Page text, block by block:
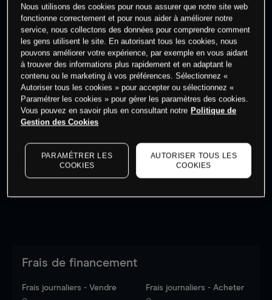
cet actif
Commencez à trader
Les prix sont indicatifs.
dernières données du marché.Log into see latest
market data
Frais de financement
Frais journaliers - Vendre Frais journaliers - Acheter
Nous utilisons des cookies pour nous assurer que notre site web
fonctionne correctement et pour nous aider à améliorer notre
service, nous collectons des données pour comprendre comment
les gens utilisent le site. En autorisant tous les cookies, nous
pouvons améliorer votre expérience, par exemple en vous aidant
à trouver des informations plus rapidement et en adaptant le
contenu ou le marketing à vos préférences. Sélectionnez «
Autoriser tous les cookies » pour accepter ou sélectionnez «
Paramétrer les cookies » pour gérer les paramètres des cookies.
Vous pouvez en savoir plus en consultant notre Politique de
Gestion des Cookies
PARAMÉTRER LES
COOKIES
AUTORISER TOUS LES
COOKIES